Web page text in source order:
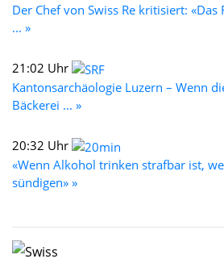
Der Chef von Swiss Re kritisiert:
... »
21:02 Uhr
Kantonsarchäologie Luzern – Wenn
Bäckerei ... »
20:32 Uhr
«Wenn Alkohol trinken strafbar ist,
sündigen» »